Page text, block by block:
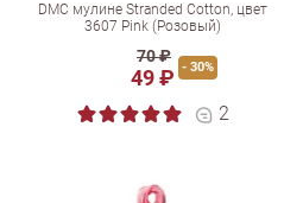
DMC мулине Stranded Cotton, цвет
3607 Pink (Розовый)
70 ₽
49 ₽ - 30%
2